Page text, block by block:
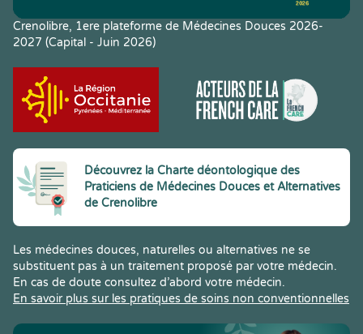
Crenolibre, 1ere plateforme de Médecines Douces 2026-
2027 (Capital - Juin 2026)
Découvrez la Charte déontologique des
Praticiens de Médecines Douces et Alternatives
de Crenolibre
Les médecines douces, naturelles ou alternatives ne se
substituent pas à un traitement proposé par votre médecin.
En cas de doute consultez d’abord votre médecin.
En savoir plus sur les pratiques de soins non conventionnelles